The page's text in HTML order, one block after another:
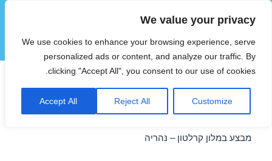
We value your privacy
We use cookies to enhance your browsing experience, serve
personalized ads or content, and analyze our traffic. By
clicking "Accept All", you consent to our use of cookies.
Customize
Reject All
Accept All
הוטצימר
תפריטים
ווידג'טים
חופשה במלון קרלטון – נהריה
21/10/2018
מבצע במלון קרלטון – נהריה